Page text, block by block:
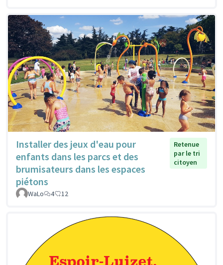
Installer des jeux d'eau pour
enfants dans les parcs et des
brumisateurs dans les espaces
piétons
Retenue
par le tri
citoyen
WaLo 4 12